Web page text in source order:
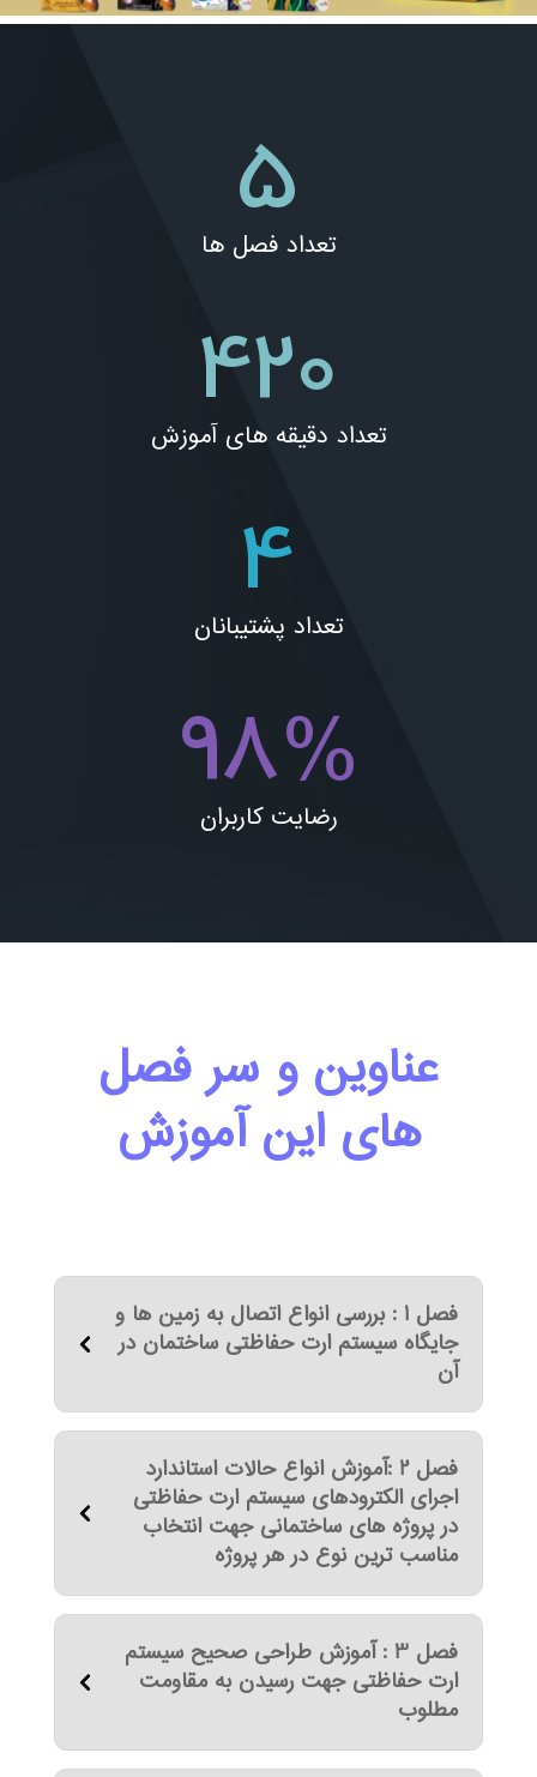
5
تعداد فصل ها
420
تعداد دقیقه های آموزش
4
تعداد پشتیبانان
98%
رضایت کاربران
عناوین و سر فصل
های این آموزش
فصل 1 : بررسی انواع اتصال به زمین ها و
جایگاه سیستم ارت حفاظتی ساختمان در
آن
فصل 2 :آموزش انواع حالات استاندارد
اجرای الکترودهای سیستم ارت حفاظتی
در پروژه های ساختمانی جهت انتخاب
مناسب ترین نوع در هر پروژه
فصل 3 : آموزش طراحی صحیح سیستم
ارت حفاظتی جهت رسیدن به مقاومت
مطلوب